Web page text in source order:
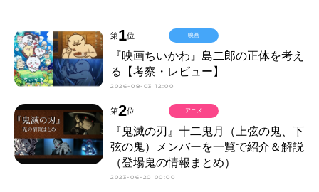
第1位
『映画ちいかわ』島二郎の正体を考え
る【考察・レビュー】
2026-08-03 12:00
映画
第2位
『鬼滅の刃』十二鬼月（上弦の鬼、下
弦の鬼）メンバーを一覧で紹介＆解説
（登場鬼の情報まとめ）
2023-06-20 00:00
アニメ